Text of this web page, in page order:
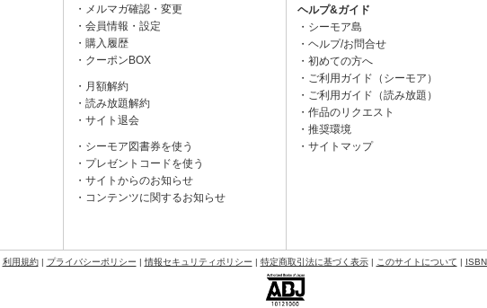
メルマガ確認・変更
会員情報・設定
購入履歴
クーポンBOX
月額解約
読み放題解約
サイト退会
シーモア図書券を使う
プレゼントコードを使う
サイトからのお知らせ
コンテンツに関するお知らせ
ヘルプ&ガイド
シーモア島
ヘルプ/お問合せ
初めての方へ
ご利用ガイド（シーモア）
ご利用ガイド（読み放題）
作品のリクエスト
推奨環境
サイトマップ
利用規約| プライバシーポリシー | 情報セキュリティポリシー | 特定商取引法に基づく表示| このサイトについて |